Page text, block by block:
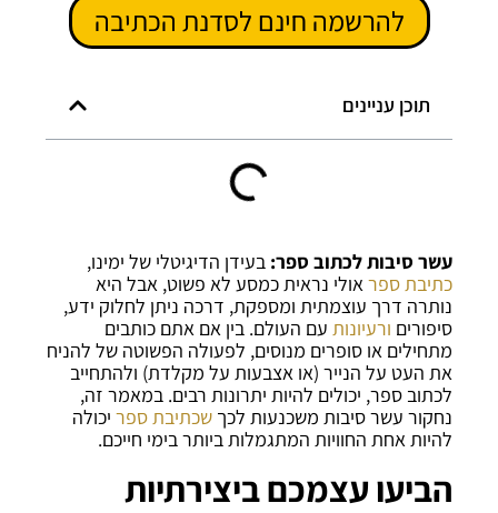
להרשמה חינם לסדנת הכתיבה
תוכן עניינים
עשר סיבות לכתוב ספר:בעידן הדיגיטלי של ימינו,
כתיבת ספראולי נראית כמסע לא פשוט, אבל היא
נותרה דרך עוצמתית ומספקת, דרכה ניתן לחלוק ידע,
סיפורים ורעיונות עם העולם. בין אם אתם כותבים
מתחילים או סופרים מנוסים, לפעולה הפשוטה של להניח
את העט על הנייר (או אצבעות על מקלדת) ולהתחייב
לכתוב ספר, יכולים להיות יתרונות רבים. במאמר זה,
נחקור עשר סיבות משכנעות לכךשכתיבת ספר יכולה
להיות אחת החוויות המתגמלות ביותר בימי חייכם.
הביעו עצמכם ביצירתיות